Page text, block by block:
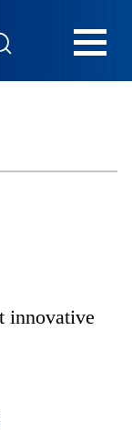
innovative